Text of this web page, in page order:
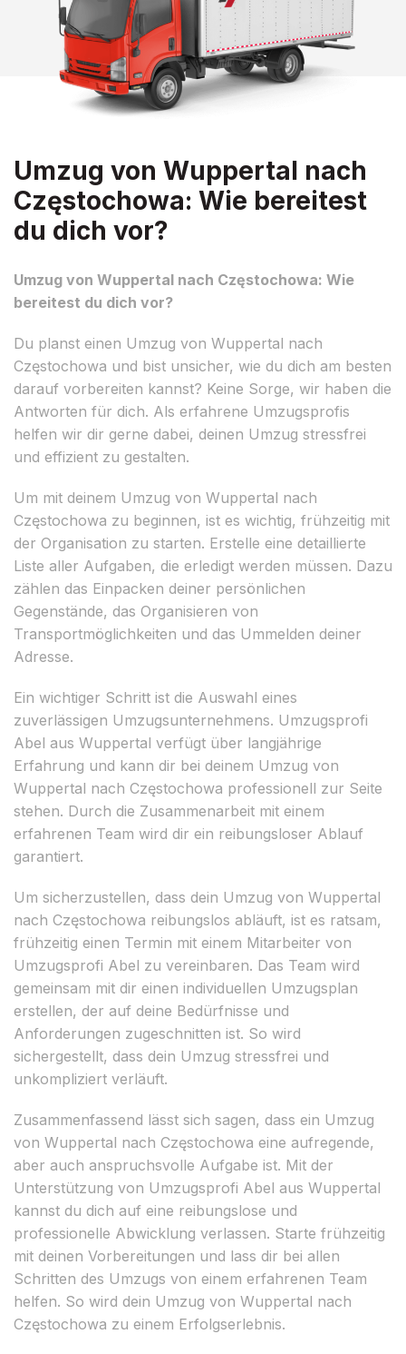
Umzug von Wuppertal nach
Częstochowa: Wie bereitest
du dich vor?
Umzug von Wuppertal nach Częstochowa: Wie
bereitest du dich vor?
Du planst einen Umzug von Wuppertal nach
Częstochowa und bist unsicher, wie du dich am besten
darauf vorbereiten kannst? Keine Sorge, wir haben die
Antworten für dich. Als erfahrene Umzugsprofis
helfen wir dir gerne dabei, deinen Umzug stressfrei
und effizient zu gestalten.
Um mit deinem Umzug von Wuppertal nach
Częstochowa zu beginnen, ist es wichtig, frühzeitig mit
der Organisation zu starten. Erstelle eine detaillierte
Liste aller Aufgaben, die erledigt werden müssen. Dazu
zählen das Einpacken deiner persönlichen
Gegenstände, das Organisieren von
Transportmöglichkeiten und das Ummelden deiner
Adresse.
Ein wichtiger Schritt ist die Auswahl eines
zuverlässigen Umzugsunternehmens. Umzugsprofi
Abel aus Wuppertal verfügt über langjährige
Erfahrung und kann dir bei deinem Umzug von
Wuppertal nach Częstochowa professionell zur Seite
stehen. Durch die Zusammenarbeit mit einem
erfahrenen Team wird dir ein reibungsloser Ablauf
garantiert.
Um sicherzustellen, dass dein Umzug von Wuppertal
nach Częstochowa reibungslos abläuft, ist es ratsam,
frühzeitig einen Termin mit einem Mitarbeiter von
Umzugsprofi Abel zu vereinbaren. Das Team wird
gemeinsam mit dir einen individuellen Umzugsplan
erstellen, der auf deine Bedürfnisse und
Anforderungen zugeschnitten ist. So wird
sichergestellt, dass dein Umzug stressfrei und
unkompliziert verläuft.
Zusammenfassend lässt sich sagen, dass ein Umzug
von Wuppertal nach Częstochowa eine aufregende,
aber auch anspruchsvolle Aufgabe ist. Mit der
Unterstützung von Umzugsprofi Abel aus Wuppertal
kannst du dich auf eine reibungslose und
professionelle Abwicklung verlassen. Starte frühzeitig
mit deinen Vorbereitungen und lass dir bei allen
Schritten des Umzugs von einem erfahrenen Team
helfen. So wird dein Umzug von Wuppertal nach
Częstochowa zu einem Erfolgserlebnis.